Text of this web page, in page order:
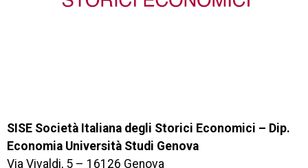
SISE Società Italiana degli Storici Economici – Dip.
Economia Università Studi Genova
Via Vivaldi, 5 – 16126 Genova